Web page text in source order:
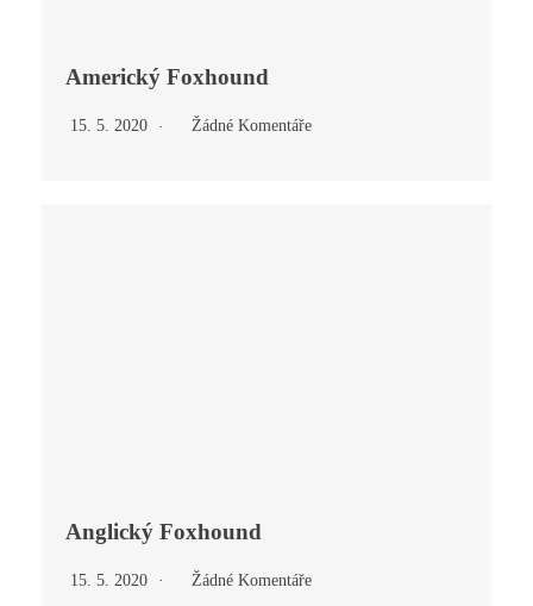
Americký Foxhound
15. 5. 2020 Žádné Komentáře
Anglický Foxhound
15. 5. 2020 Žádné Komentáře